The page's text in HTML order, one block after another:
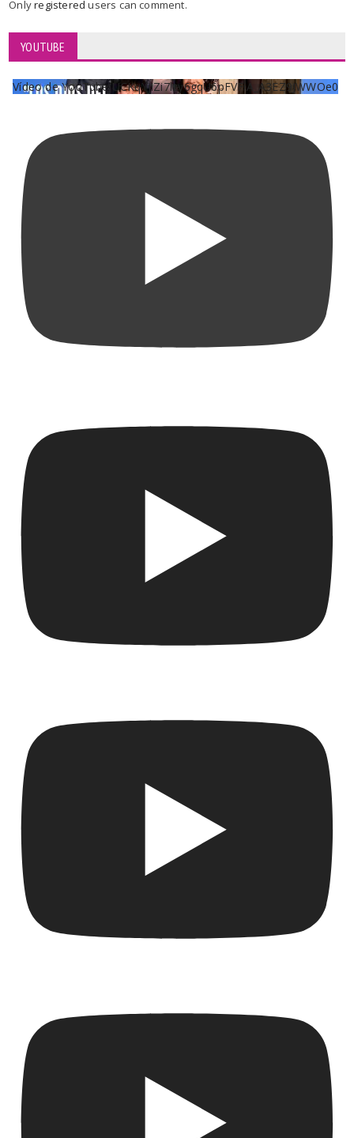
Onlyregisteredusers can comment.
YOUTUBE
Vídeo de YouTube UCKqYjiZi7lzy6gqU6pFVFiA_A3EZ9JWWOe0